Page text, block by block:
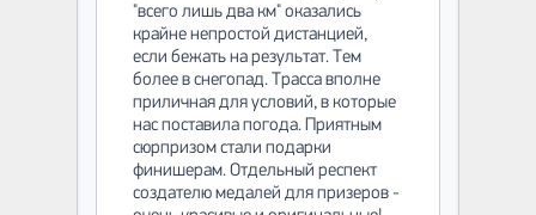
"всего лишь два км" оказались
крайне непростой дистанцией,
если бежать на результат. Тем
более в снегопад. Трасса вполне
приличная для условий, в которые
нас поставила погода. Приятным
сюрпризом стали подарки
финишерам. Отдельный респект
создателю медалей для призеров -